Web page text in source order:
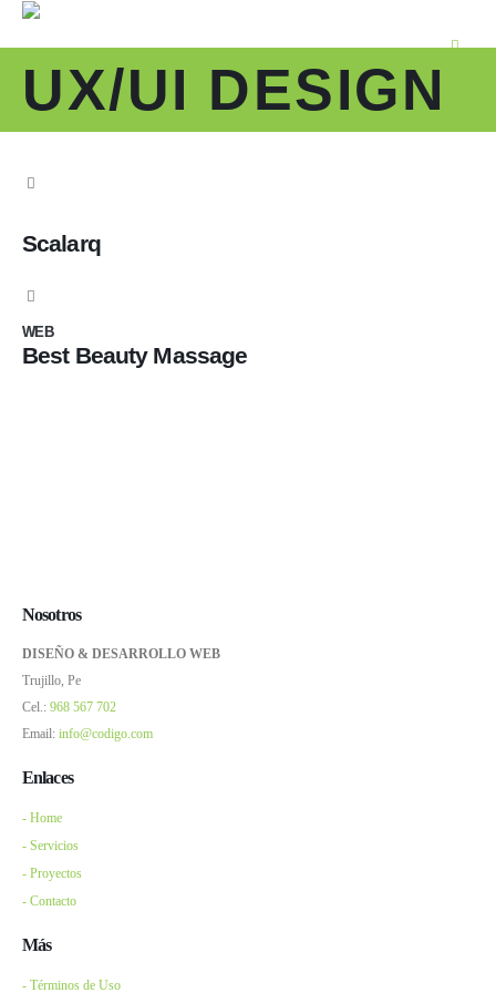
UX/UI DESIGN
Scalarq
WEB
Best Beauty Massage
WEB
Nosotros
DISEÑO & DESARROLLO WEB
Trujillo, Pe
Cel.: 968 567 702
Email: info@codigo.com
Enlaces
- Home
- Servicios
- Proyectos
- Contacto
Más
- Términos de Uso